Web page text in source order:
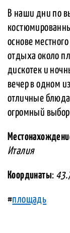
В наши дни по
основе
отдыха около
дискотек и
вечер в одном
отличные
огромный
Италия
Координаты:
#площадь